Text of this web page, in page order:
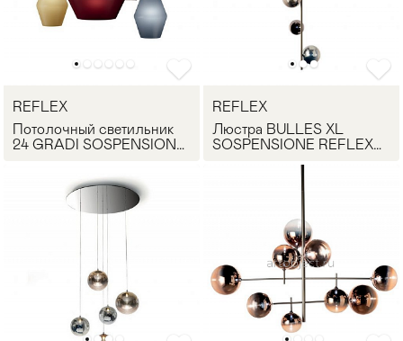
REFLEX
Потолочный светильник
24 GRADI SOSPENSIONE
REFLEX
Люстра BULLES XL
SOSPENSIONE REFLEX